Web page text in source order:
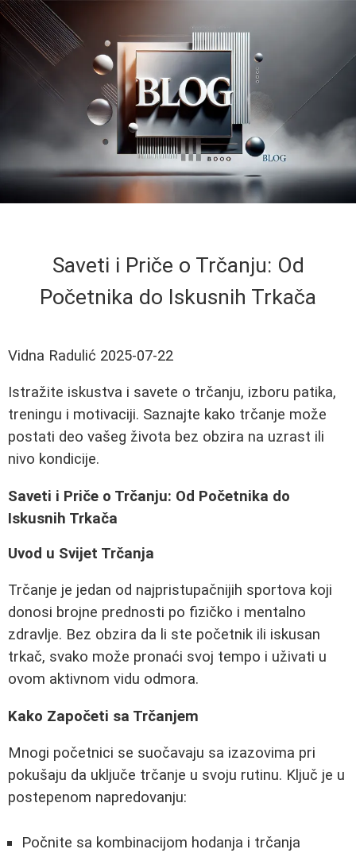
Saveti i Priče o Trčanju: Od
Početnika do Iskusnih Trkača
Vidna Radulić 2025-07-22
Istražite iskustva i savete o trčanju, izboru patika,
treningu i motivaciji. Saznajte kako trčanje može
postati deo vašeg života bez obzira na uzrast ili
nivo kondicije.
Saveti i Priče o Trčanju: Od Početnika do
Iskusnih Trkača
Uvod u Svijet Trčanja
Trčanje je jedan od najpristupačnijih sportova koji
donosi brojne prednosti po fizičko i mentalno
zdravlje. Bez obzira da li ste početnik ili iskusan
trkač, svako može pronaći svoj tempo i uživati u
ovom aktivnom vidu odmora.
Kako Započeti sa Trčanjem
Mnogi početnici se suočavaju sa izazovima pri
pokušaju da uključe trčanje u svoju rutinu. Ključ je u
postepenom napredovanju:
Počnite sa kombinacijom hodanja i trčanja